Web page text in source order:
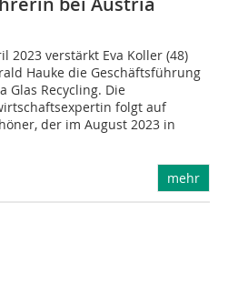
2023 verstärkt Eva Koller (48)
Hauke die Geschäftsführung
Glas Recycling. Die
folgt auf
der im August 2023 in
mehr